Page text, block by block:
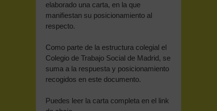
elaborado una carta, en la que
manifiestan su posicionamiento al
respecto.
Como parte de la estructura colegial el
Colegio de Trabajo Social de Madrid, se
suma a la respuesta y posicionamiento
recogidos en este documento.
Puedes leer la carta completa en el link